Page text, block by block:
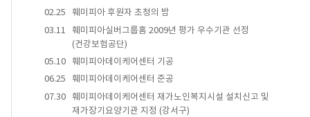
02.25 훼미피아 후원자 초청의 밤
03.11
훼미피아실버그룹홈 2009년 평가 우수기관 선정
(건강보험공단)
05.10 훼미피아데이케어센터 기공
06.25 훼미피아데이케어센터 준공
07.30 훼미피아데이케어센터 재가노인복지시설 설치신고 및
재가장기요양기관 지정 (강서구)